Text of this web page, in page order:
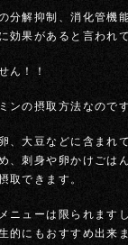
分解抑制、消化管機
効果があると言われ
ん！！
ンの摂取方法なので
、大豆などに含まれ
、刺身や卵かけごは
取できます。
ニューは限られます
的にもおすすめ出来